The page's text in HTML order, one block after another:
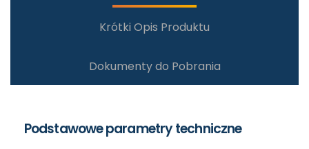
Krótki Opis Produktu
Dokumenty do Pobrania
Podstawowe parametry techniczne